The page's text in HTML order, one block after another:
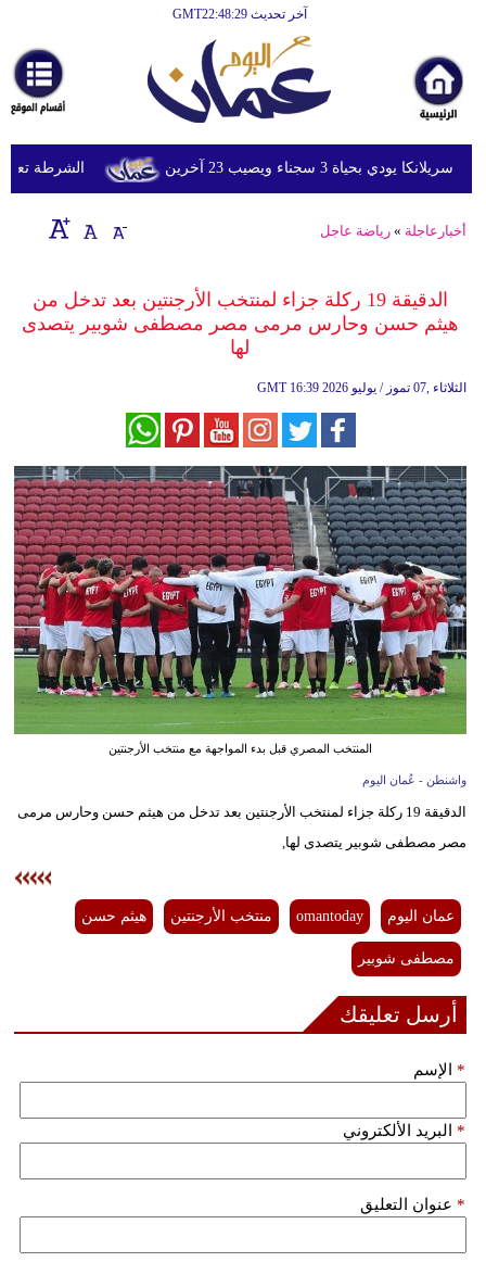
آخر تحديث GMT22:48:29
أخبارعاجلة
رياضة
ثقافة
إقتصاد
وموسيقى
سياحة
وسفر
ديكور
أخبار
إعلام
تعليم
مرأة
وتكنولوجيا
مدوَّنات
الشرطة تعتقل بحياة 3 سجناء ويصيب 23 آخرين
أخبارعاجلة »رياضة عاجل
الدقيقة 19 ركلة جزاء لمنتخب الأرجنتين بعد تدخل من
هيثم حسن وحارس مرمى مصر مصطفى شوبير يتصدى
لها
GMT 16:39 2026 الثلاثاء ,07 تموز / يوليو
المنتخب المصري قبل بدء المواجهة مع منتخب الأرجنتين
واشنطن - عُمان اليوم
الدقيقة 19 ركلة جزاء لمنتخب الأرجنتين بعد تدخل من هيثم حسن وحارس مرمى
مصر مصطفى شوبير يتصدى لها,
عمان اليوم omantoday منتخب الأرجنتين هيثم حسن
مصطفى شوبير
أرسل تعليقك
الإسم *
البريد الألكتروني *
عنوان التعليق *